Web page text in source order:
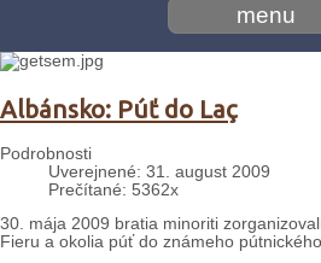
menu
Albánsko: Púť do Laç
Podrobnosti
Uverejnené: 31. august 2009
Prečítané: 5362x
30. mája 2009 bratia minoriti
Fieru a okolia púť do známeho